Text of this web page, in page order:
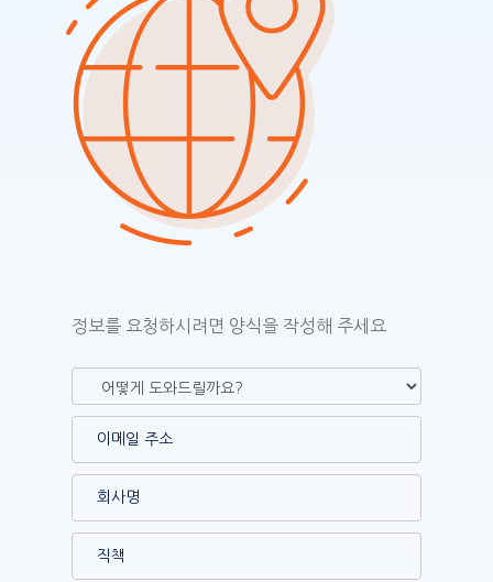
정보를 요청하시려면 양식을 작성해 주세요